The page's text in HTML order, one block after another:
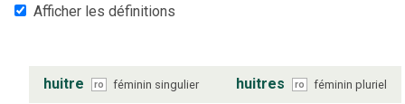
Afficher les définitions
huitre ro féminin singulier huitres ro féminin pluriel